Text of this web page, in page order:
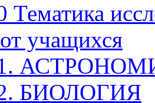
Тематика
учащихся
БИОЛОГИЯ